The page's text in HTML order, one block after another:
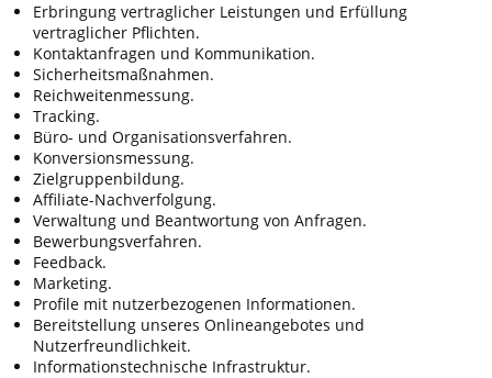
Erbringung vertraglicher Leistungen und Erfüllung
vertraglicher Pflichten.
Kontaktanfragen und Kommunikation.
Sicherheitsmaßnahmen.
Reichweitenmessung.
Tracking.
Büro- und Organisationsverfahren.
Konversionsmessung.
Zielgruppenbildung.
Affiliate-Nachverfolgung.
Verwaltung und Beantwortung von Anfragen.
Bewerbungsverfahren.
Feedback.
Marketing.
Profile mit nutzerbezogenen Informationen.
Bereitstellung unseres Onlineangebotes und
Nutzerfreundlichkeit.
Informationstechnische Infrastruktur.